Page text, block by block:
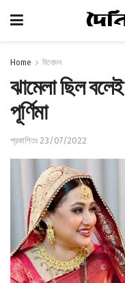
Home বিনোদন
ঝামেলা ছিল বলেই
পূর্ণিমা
প্রকাশিতঃ 23/07/2022